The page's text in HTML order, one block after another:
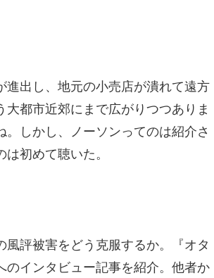
進出し、地元の小売店が潰れて遠方
都市近郊にまで広がりつつありま
しかし、ノーソンってのは紹介さ
初めて聴いた。
評被害をどう克服するか。『オタ
のインタビュー記事を紹介。他者か